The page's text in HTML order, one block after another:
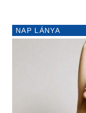
NAP LÁNYA